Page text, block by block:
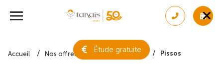
Étude gratuite
Accueil Nos offres de terrain Landes Pissos